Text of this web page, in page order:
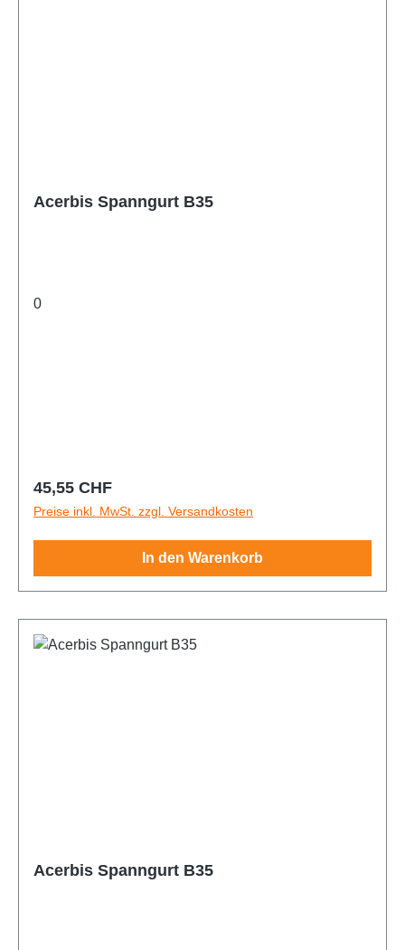
Acerbis Spanngurt B35
0
Regulärer Preis:
45,55 CHF
Preise inkl. MwSt. zzgl. Versandkosten
In den Warenkorb
Acerbis Spanngurt B35